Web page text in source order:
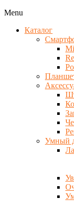
Menu
Каталог
Mi
Умный